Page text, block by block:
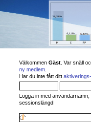
Välkommen Gäst. Var snäll
ny medlem.
Har du inte fått ditt
Logga in med
sessionslängd